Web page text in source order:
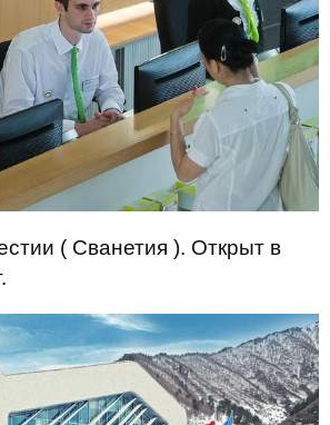
( Сванетия ). Открыт в